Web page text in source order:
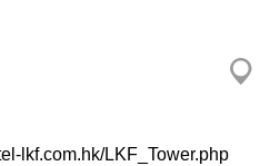
lkf.com.hk/LKF_Tower.php